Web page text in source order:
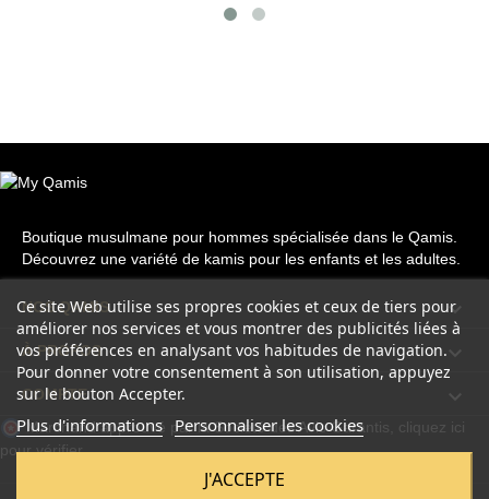
Boutique musulmane pour hommes spécialisée dans le Qamis.
Découvrez une variété de kamis pour les enfants et les adultes.
NOS QAMIS 
À PROPOS 
COMPTE 
Ce site Web utilise ses propres cookies et ceux de tiers pour
améliorer nos services et vous montrer des publicités liées à
vos préférences en analysant vos habitudes de navigation.
Pour donner votre consentement à son utilisation, appuyez
sur le bouton Accepter.
Plus d'informations Personnaliser les cookies
J'ACCEPTE
Marchand approuvé par la Société des Avis Garantis, cliquez ici
pour vérifier.